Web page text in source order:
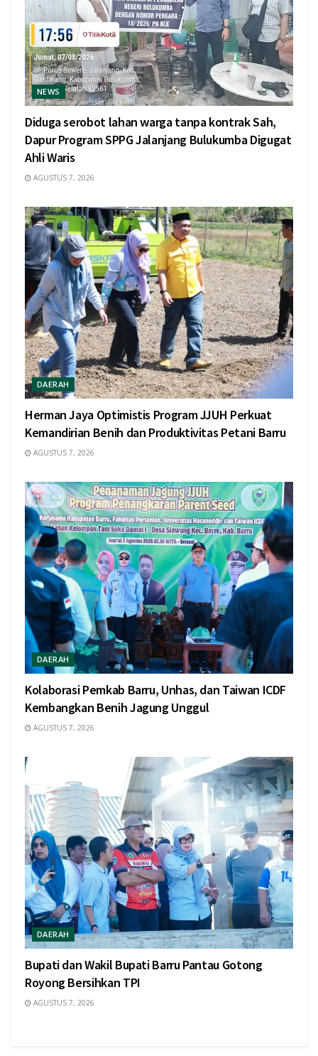
NEWS
Diduga serobot lahan warga tanpa kontrak Sah,
Dapur Program SPPG Jalanjang Bulukumba Digugat
Ahli Waris
AGUSTUS 7, 2026
DAERAH
Herman Jaya Optimistis Program JJUH Perkuat
Kemandirian Benih dan Produktivitas Petani Barru
AGUSTUS 7, 2026
DAERAH
Kolaborasi Pemkab Barru, Unhas, dan Taiwan ICDF
Kembangkan Benih Jagung Unggul
AGUSTUS 7, 2026
DAERAH
Bupati dan Wakil Bupati Barru Pantau Gotong
Royong Bersihkan TPI
AGUSTUS 7, 2026